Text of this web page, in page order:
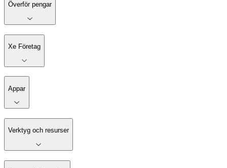
Överför pengar
Xe Företag
Appar
Verktyg och resurser